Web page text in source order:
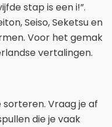
stap is een i!”.
Seiso, Seketsu en
Voor het gemak
vertalingen.
Vraag je af
die je vaak